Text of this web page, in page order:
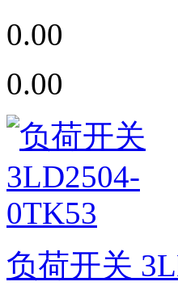
0.00
0.00
负荷开关